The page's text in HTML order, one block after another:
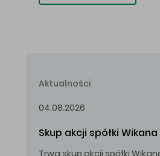
Aktualności
04.08.2026
Skup akcji spółki Wikana